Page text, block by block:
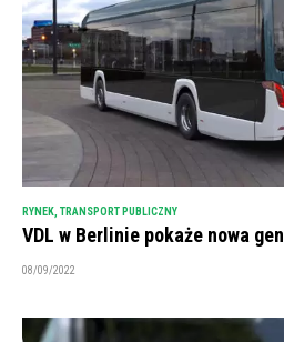
RYNEK TRANSPORT PUBLICZNY
VDL w Berlinie pokaże nowa
08/09/2022